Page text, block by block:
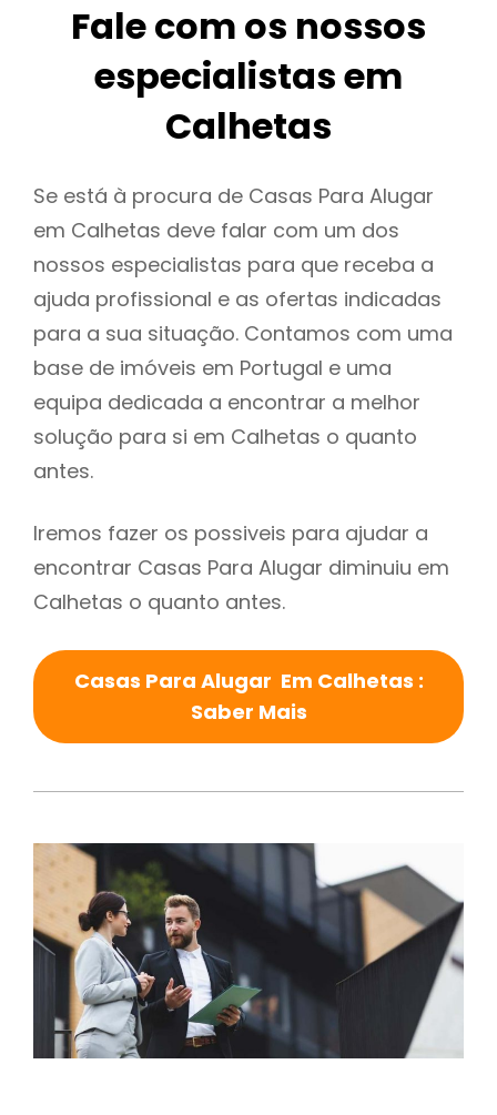
Fale com os nossos
especialistas em
Calhetas
Se está à procura de Casas Para Alugar
em Calhetas deve falar com um dos
nossos especialistas para que receba a
ajuda profissional e as ofertas indicadas
para a sua situação. Contamos com uma
base de imóveis em Portugal e uma
equipa dedicada a encontrar a melhor
solução para si em Calhetas o quanto
antes.
Iremos fazer os possiveis para ajudar a
encontrar Casas Para Alugar diminuiu em
Calhetas o quanto antes.
Casas Para Alugar Em Calhetas :
Saber Mais